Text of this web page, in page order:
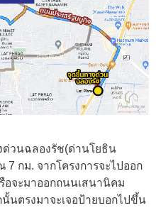
ด่วนฉลองรัช(ด่านโยธิน
กม. จากโครงการจะไปออก
อจะมาออกถนนเสนานิคม
นตรงมาจะเจอป้ายบอกไปขึ้น